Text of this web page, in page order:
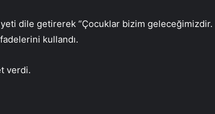
dile getirerek “Çocuklar bizim geleceğimizdir.
kullandı.
verdi.